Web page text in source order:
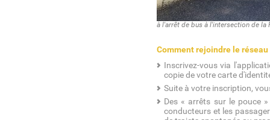
à l'arrêt de bus à l'intersection de la
Comment rejoindre le réseau
Inscrivez-vous via
copie de votre carte
Suite à votre inscription,
Des « arrêts sur le pouce
conducteurs et les